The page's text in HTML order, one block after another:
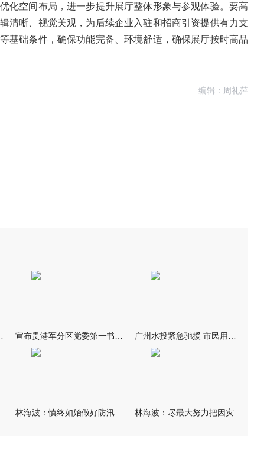
化空间布局，进一步提升展厅整体形象与参观体验。要高
清晰、视觉美观，为后续企业入驻和招商引资提供有力支
基础条件，确保功能完备、环境舒适，确保展厅按时高品
编辑：周礼萍